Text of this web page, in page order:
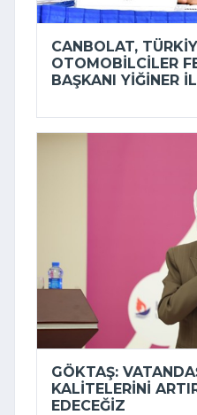
CANBOLAT,
OTOMOBILCILER
BAŞKANI YIĞINER
GÖKTAŞ:
KALITELERINI
EDECEĞIZ